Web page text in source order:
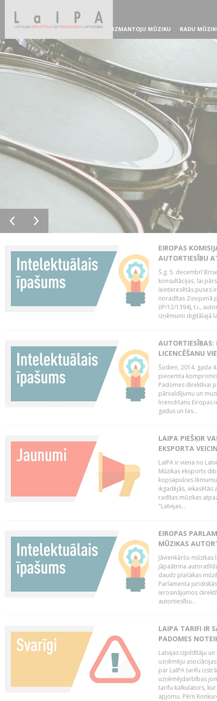
IZMANTOJU MŪZIKU RADU
EIROPAS
AUTORTIESĪBU
Š.g. 5. decembrī
konsultācijas, lai
Ieinteresētās puses
noradītas Ziņojumā
(IP/12/1394), t.i.,
izņēmumi digitālajā
AUTORTIESĪBAS:
LICENCĒŠANU
Šodien, 2014. gada
pieņemta
Padomes direktīvai
pārvaldījumu un
licencēšanu Eiropas
gadus un tas...
LAIPA PIEŠĶIR
EKSPORTA
LaIPA ir viena no
Mūzikas eksports
kopsapulces
ikgadējās, iekasētās
radītas mūzikas
"Latvijas...
EIROPAS
MŪZIKAS
Jāvienkāršo
jāpaātrina
daudz plašākas
Parlamenta
ierosinājumos
autortiesību...
LAIPA TARIFI IR
PADOMES
Latvijas Izpildītāju
uzņēmēju
par LaIPA tarifu
uzņēmējdarbības
tarifu kalkulators,
apjomu. Pērn